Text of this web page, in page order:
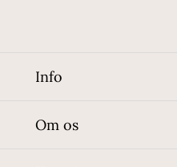
Info
Om os